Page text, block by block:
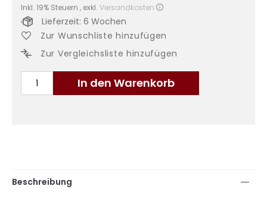
Inkl. 19% Steuern , exkl. Versandkosten
In den Warenkorb
Lieferzeit: 6 Wochen
Zur Wunschliste hinzufügen
Zur Vergleichsliste hinzufügen
Beschreibung